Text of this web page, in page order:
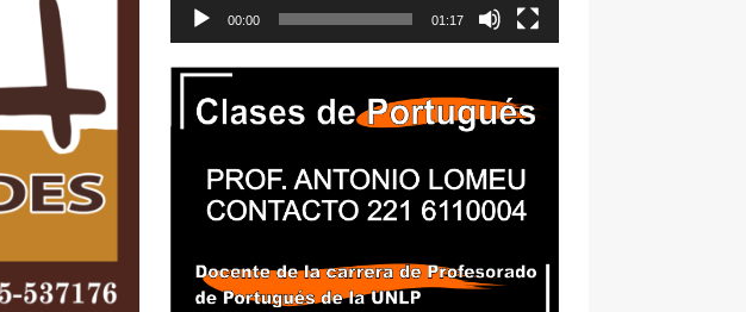
00:00 01:17